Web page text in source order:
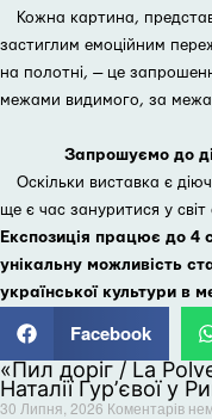
Кожна картина,
застиглим емоційним
на полотні, — це
межами видимого, за
Запрошуємо до
Оскільки виставка є
ще є час зануритися у
Експозиція працює до 4
унікальну можливість
української культури в
Facebook
«Пил доріг / La
Наталії Гурʼєвої у
30 Липня, 2026Коментарів